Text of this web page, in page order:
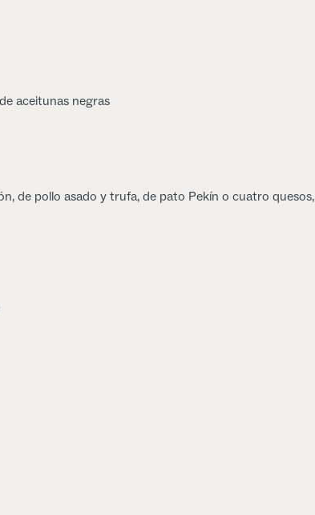
aceitunas negras
de pollo asado y trufa, de pato Pekín o cuatro quesos,